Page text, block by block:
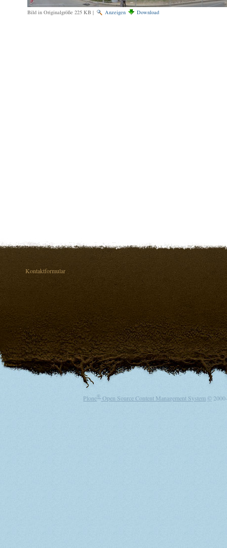
Bild in Originalgröße 225 KB | Anzeigen Download
Kontaktformular
Plone® Open Source Content Management System ©